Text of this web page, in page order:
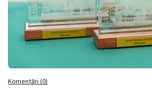
Komentāri (0)